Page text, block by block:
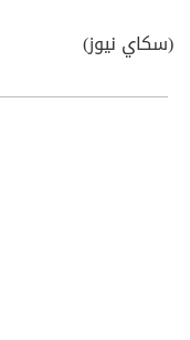
(سكاي نيوز)